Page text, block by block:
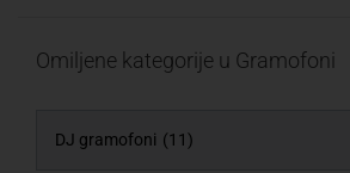
EAN
Omiljene kategorije u Gramofoni
DJ gramofoni (11)